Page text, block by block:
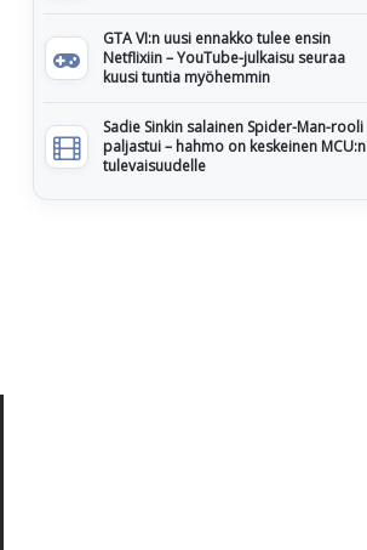
GTA VI:n uusi ennakko tulee ensin
Netflixiin – YouTube-julkaisu seuraa
kuusi tuntia myöhemmin
Sadie Sinkin salainen Spider-Man-rooli
paljastui – hahmo on keskeinen MCU:n
tulevaisuudelle